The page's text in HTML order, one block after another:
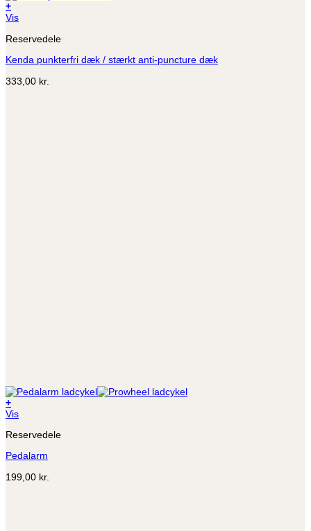
+
Dette
har
varianter.
kan
Vis
Reservedele
Kenda punkterfri dæk / stærkt anti-puncture dæk
333,00 kr.
+
Dette
har
varianter.
kan
Vis
Reservedele
Pedalarm
199,00 kr.